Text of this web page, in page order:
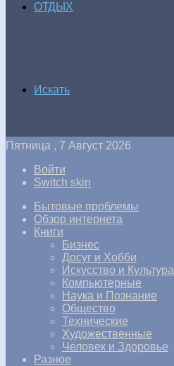
ОТДЫХ
Искать
Пятница , 7 Август 2026
Войти
Switch skin
Бытовые проблемы
Обзор интернета
Книги
Бизнес
Досуг и Хобби
Искусство и Культура
Компьютерные
Наука и Познание
Общество
Технические
Художественные
Человек и Здоровье
Разное